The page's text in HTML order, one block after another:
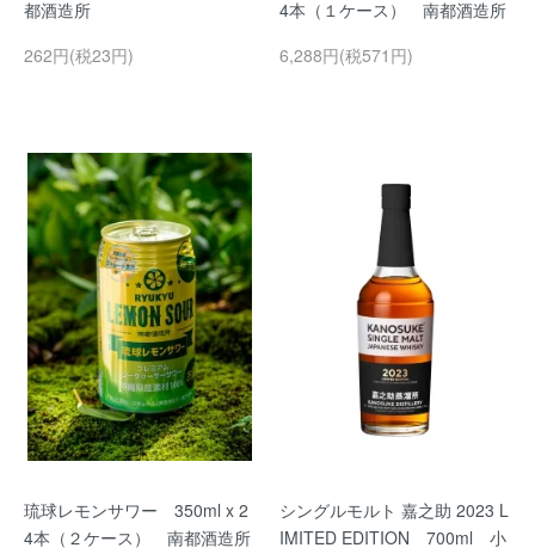
都酒造所
262円(税23円)
4本（１ケース） 南都酒造所
6,288円(税571円)
琉球レモンサワー 350ml x 2
4本（２ケース） 南都酒造所
シングルモルト 嘉之助 2023 L
IMITED EDITION 700ml 小